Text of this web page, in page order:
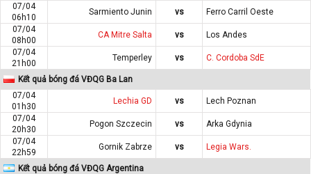
07/04
06h10
Sarmiento Junin vs
Ferro Carril Oeste
07/04
08h00
CA Mitre Salta vs
Los Andes
07/04
21h00
Temperley vs C. Cordoba SdE
Kết quả bóng đá VĐQG Ba Lan
07/04
01h30
Lechia GD vs
Lech Poznan
07/04
20h30
Pogon Szczecin vs
Arka Gdynia
07/04
22h59
Gornik Zabrze vs Legia Wars.
Kết quả bóng đá VĐQG Argentina